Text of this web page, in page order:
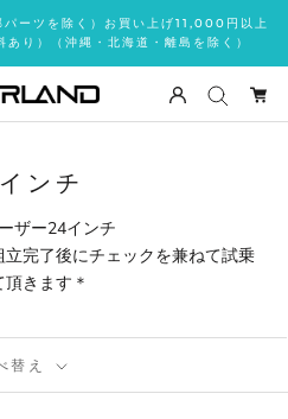
ーツを除く）お買い上げ11,000円以上
り）（沖縄・北海道・離島を除く）
ンチ
ザー24インチ
完了後にチェックを兼ねて試乗
頂きます＊
替え